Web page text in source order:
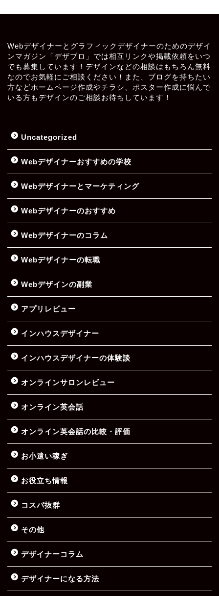
Webデザイナーとグラフィックデザイナーのためのデザイ
ンマガジン「デザブロ」では相互リンクや掲載依頼をいつ
でも募集しています！デザインなどの相談はもちろん無料
なのでお気軽にご相談ください！また、ブログを持ちたい
方などホームページ作成やチラシ、ポスター作成に悩んで
いる方もデザインのご相談お待ちしています！
Uncategorized
Webデザイナーおすすめの学校
Webデザイナーとマーケティング
Webデザイナーのおすすめ
Webデザイナーのコラム
Webデザイナーの転職
Webデザインの副業
アプリレビュー
インハウスデザイナー
インハウスデザイナーの体験談
オンラインサロンレビュー
オンライン英会話
オンライン英会話の比較・評価
お小遣い稼ぎ
お役立ち情報
コスパ抜群
その他
デザイナーコラム
デザイナーになる方法